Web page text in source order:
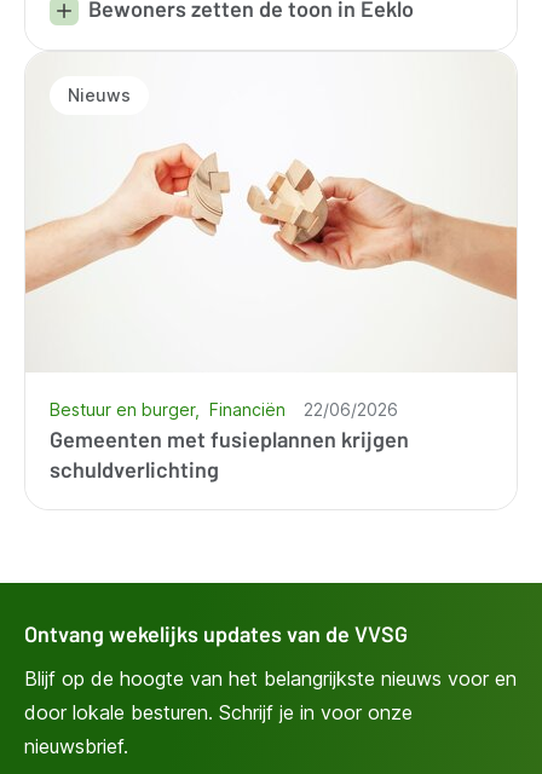
Bewoners zetten de toon in Eeklo
Nieuws
Gemeenten met fusieplannen krijgen
schuldverlichting
Bestuur en burger Financiën 22/06/2026
Ontvang wekelijks updates van de VVSG
Blijf op de hoogte van het belangrijkste nieuws voor en
door lokale besturen. Schrijf je in voor onze
nieuwsbrief.